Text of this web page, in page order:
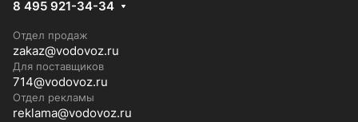
8 495 921-34-34
Отдел продаж
zakaz@vodovoz.ru
Для поставщиков
714@vodovoz.ru
Отдел рекламы
reklama@vodovoz.ru